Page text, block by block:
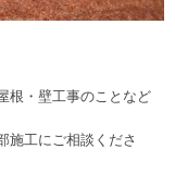
根・壁工事のことなど
施工にご相談くださ